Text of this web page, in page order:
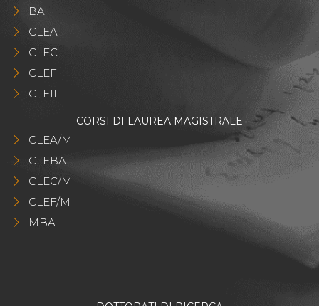
BA
CLEA
CLEC
CLEF
CLEII
CORSI DI LAUREA MAGISTRALE
CLEA/M
CLEBA
CLEC/M
CLEF/M
MBA